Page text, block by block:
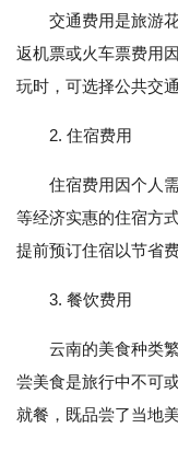
交通费用是旅游
返机票或火车票费用
玩时，可选择公共交
2. 住宿费用
住宿费用因个人
等经济实惠的住宿方
提前预订住宿以节省费
3. 餐饮费用
云南的美食种类
尝美食是旅行中不可
就餐，既品尝了当地